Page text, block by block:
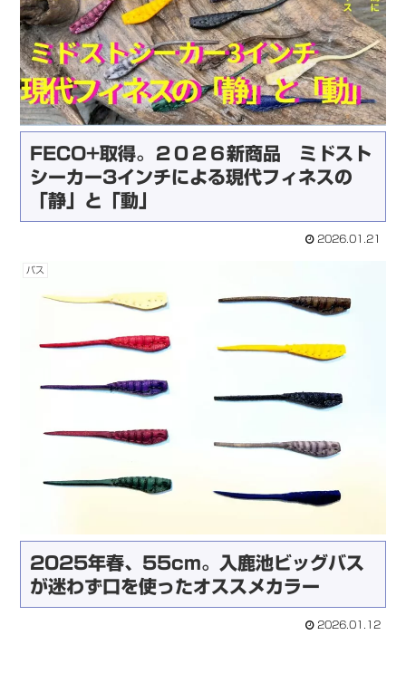
FECO+取得。２０２６新商品 ミドスト
シーカー3インチによる現代フィネスの
「静」と「動」
2026.01.21
バス
2025年春、55cm。入鹿池ビッグバス
が迷わず口を使ったオススメカラー
2026.01.12